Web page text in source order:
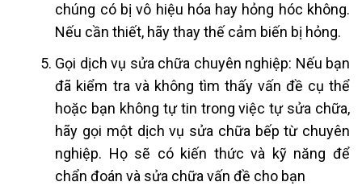
chúng có bị vô hiệu hóa hay hỏng hóc không.
Nếu cần thiết, hãy thay thế cảm biến bị hỏng.
Gọi dịch vụ sửa chữa chuyên nghiệp: Nếu bạn
đã kiểm tra và không tìm thấy vấn đề cụ thể
hoặc bạn không tự tin trong việc tự sửa chữa,
hãy gọi một dịch vụ sửa chữa bếp từ chuyên
nghiệp. Họ sẽ có kiến thức và kỹ năng để
chẩn đoán và sửa chữa vấn đề cho bạn